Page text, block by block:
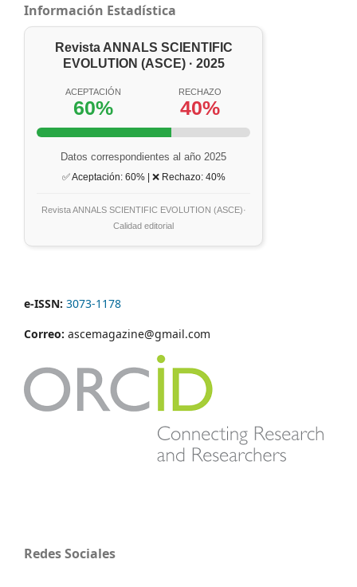
Información Estadística
Revista ANNALS SCIENTIFIC
EVOLUTION (ASCE) · 2025
ACEPTACIÓN
60%
RECHAZO
40%
Datos correspondientes al año 2025
✅ Aceptación: 60% | ❌ Rechazo: 40%
Revista ANNALS SCIENTIFIC EVOLUTION (ASCE)·
Calidad editorial
e-ISSN: 3073-1178
Correo: ascemagazine@gmail.com
Redes Sociales